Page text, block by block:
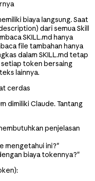
biaya langsung. Saat
dari semua Skill
SKILL.md hanya
file tambahan hanya
dalam SKILL.md tetap
token bersaing
lainnya.
cerdas
dimiliki Claude. Tantang
penjelasan
mengetahui ini?"
biaya tokennya?"